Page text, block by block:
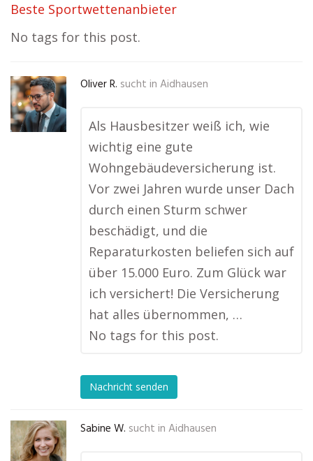
Beste Sportwettenanbieter
No tags for this post.
Oliver R. sucht in Aidhausen
Als Hausbesitzer weiß ich, wie
wichtig eine gute
Wohngebäudeversicherung ist.
Vor zwei Jahren wurde unser Dach
durch einen Sturm schwer
beschädigt, und die
Reparaturkosten beliefen sich auf
über 15.000 Euro. Zum Glück war
ich versichert! Die Versicherung
hat alles übernommen, …
No tags for this post.
Nachricht senden
Sabine W. sucht in Aidhausen